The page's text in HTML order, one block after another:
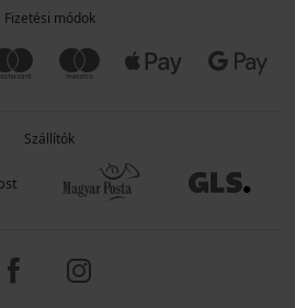
Fizetési módok
Szállítók